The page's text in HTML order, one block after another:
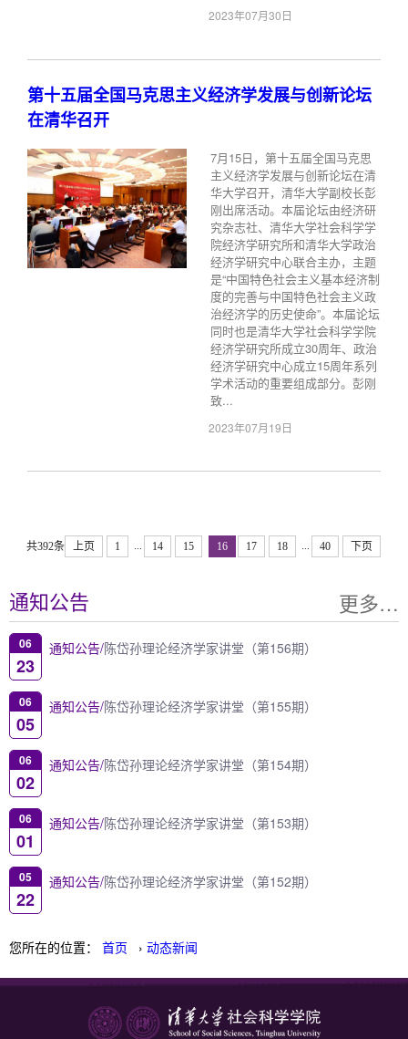
您所在的位置： 首页 › 动态新闻
通知公告 更多…
06
23
通知公告/陈岱孙理论经济学家讲堂（第156期）
06
05
通知公告/陈岱孙理论经济学家讲堂（第155期）
06
02
通知公告/陈岱孙理论经济学家讲堂（第154期）
06
01
通知公告/陈岱孙理论经济学家讲堂（第153期）
05
22
通知公告/陈岱孙理论经济学家讲堂（第152期）
2023年07月30日
第十五届全国马克思主义经济学发展与创新论坛
在清华召开
7月15日，第十五届全国马克思
主义经济学发展与创新论坛在清
华大学召开，清华大学副校长彭
刚出席活动。本届论坛由经济研
究杂志社、清华大学社会科学学
院经济学研究所和清华大学政治
经济学研究中心联合主办，主题
是“中国特色社会主义基本经济制
度的完善与中国特色社会主义政
治经济学的历史使命”。本届论坛
同时也是清华大学社会科学学院
经济学研究所成立30周年、政治
经济学研究中心成立15周年系列
学术活动的重要组成部分。彭刚
致...
2023年07月19日
共392条 上页 1 14 15 16 17 18 40 下页